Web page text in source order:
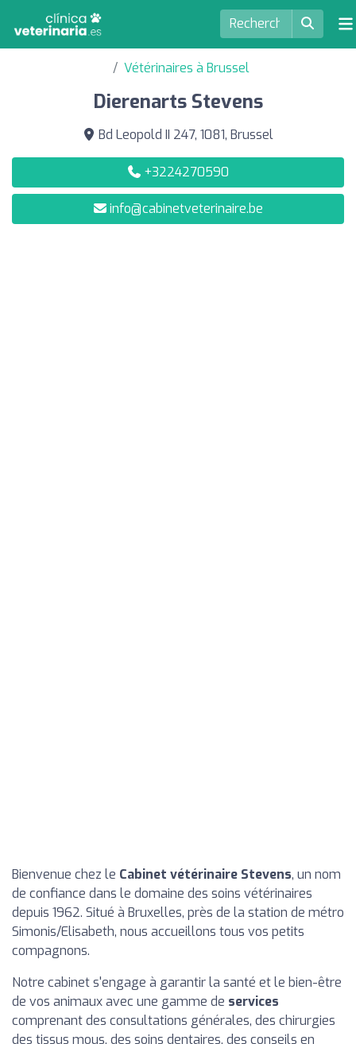
Vétérinaires à Brussel
Dierenarts Stevens
Bd Leopold II 247, 1081, Brussel
+3224270590
info@cabinetveterinaire.be
Bienvenue chez le Cabinet vétérinaire Stevens, un nom
de confiance dans le domaine des soins vétérinaires
depuis 1962. Situé à Bruxelles, près de la station de métro
Simonis/Elisabeth, nous accueillons tous vos petits
compagnons.
Notre cabinet s'engage à garantir la santé et le bien-être
de vos animaux avec une gamme de services
comprenant des consultations générales, des chirurgies
des tissus mous, des soins dentaires, des conseils en